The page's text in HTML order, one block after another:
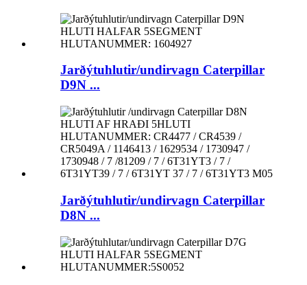
Jarðýtuhlutir/undirvagn Caterpillar
D9N ...
Jarðýtuhlutir/undirvagn Caterpillar
D8N ...